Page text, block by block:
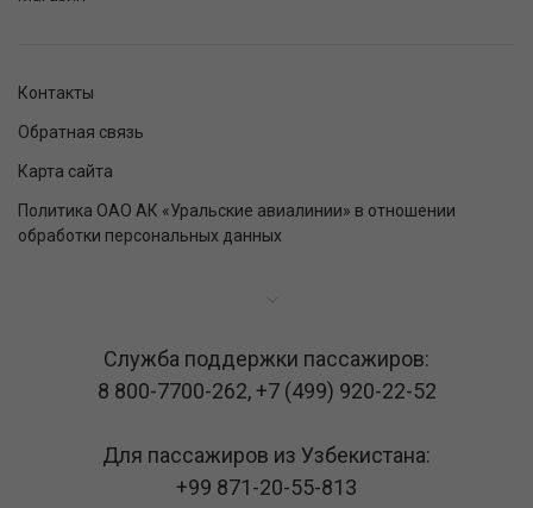
Контакты
Обратная связь
Карта сайта
Политика ОАО АК «Уральские авиалинии» в отношении
обработки персональных данных
Служба поддержки пассажиров:
8 800-7700-262,+7 (499) 920-22-52
Для пассажиров из Узбекистана:
+99 871-20-55-813